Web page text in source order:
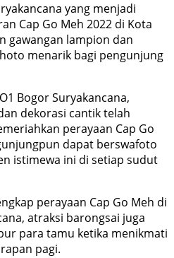
yang menjadi
Cap Go Meh 2022 di Kota
gawangan lampion dan
menarik bagi pengunjung
Bogor Suryakancana,
dekorasi cantik telah
perayaan Cap Go
dapat berswafoto
istimewa ini di setiap sudut
perayaan Cap Go Meh di
atraksi barongsai juga
para tamu ketika menikmati
pagi.